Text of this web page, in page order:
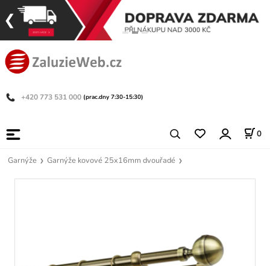
+420 773 531 000 (prac.dny 7:30-15:30)
0
Garnýže Garnýže kovové 25x16mm dvouřadé